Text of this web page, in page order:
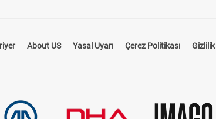
About US Yasal Uyarı Çerez Politikası